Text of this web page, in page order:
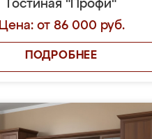
Гостиная "Профи"
Цена: от 86 000 руб.
ПОДРОБНЕЕ